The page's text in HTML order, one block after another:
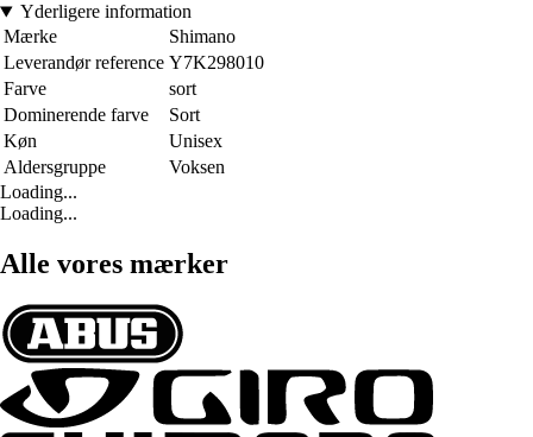
Yderligere information
Mærke
Shimano
Leverandør reference Y7K298010
Farve
sort
Dominerende farve
Sort
Køn
Unisex
Aldersgruppe
Voksen
Loading...
Loading...
Alle vores mærker